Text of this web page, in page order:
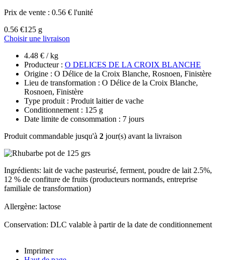
Prix de vente : 0.56 € l'unité
0.56 €125 g
Choisir une livraison
4.48 € / kg
Producteur : O DELICES DE LA CROIX BLANCHE
Origine : O Délice de la Croix Blanche, Rosnoen, Finistère
Lieu de transformation : O Délice de la Croix Blanche,
Rosnoen, Finistère
Type produit : Produit laitier de vache
Conditionnement : 125 g
Date limite de consommation : 7 jours
Produit commandable jusqu'à 2 jour(s) avant la livraison
Ingrédients: lait de vache pasteurisé, ferment, poudre de lait 2.5%,
12 % de confiture de fruits (producteurs normands, entreprise
familiale de transformation)
Allergène: lactose
Conservation: DLC valable à partir de la date de conditionnement
Imprimer